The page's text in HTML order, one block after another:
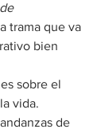
trama que va
bien
sobre el
vida.
de